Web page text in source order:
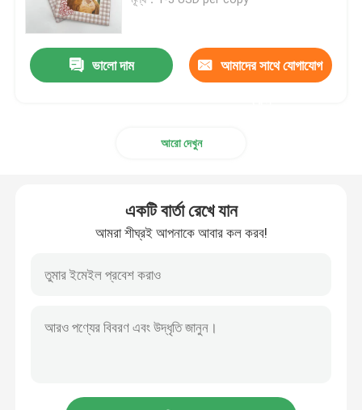
রঙিন বই ছাপা
ভালো দাম আমাদের সাথে যোগাযোগ
আরো দেখুন
একটি বার্তা রেখে যান
আমরা শীঘ্রই আপনাকে আবার কল করব!